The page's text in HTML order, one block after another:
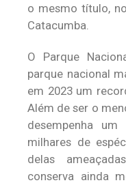
o mesmo título,
Catacumba.
O Parque
parque nacional
em 2023 um
Além de ser o
desempenha
milhares de
delas
conserva ainda